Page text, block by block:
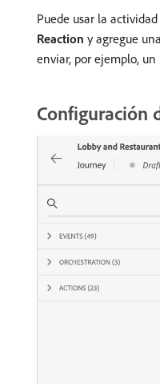
Puede usar la actividad
Reaction y agregue
enviar, por ejemplo,
Configuración